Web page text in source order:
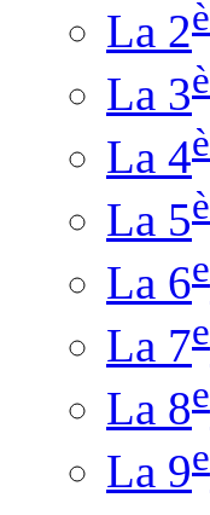
La 2
La 3
La 4
La 5
La 6e
La 7e
La 8e
La 9e